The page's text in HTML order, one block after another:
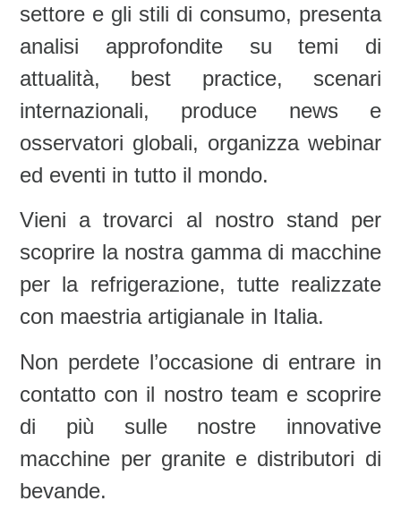
settore e gli stili di consumo, presenta
analisi approfondite su temi di
attualità, best practice, scenari
internazionali, produce news e
osservatori globali, organizza webinar
ed eventi in tutto il mondo.
Vieni a trovarci al nostro stand per
scoprire la nostra gamma di macchine
per la refrigerazione, tutte realizzate
con maestria artigianale in Italia.
Non perdete l’occasione di entrare in
contatto con il nostro team e scoprire
di più sulle nostre innovative
macchine per granite e distributori di
bevande.